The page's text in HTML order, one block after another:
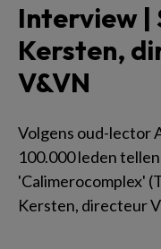
Interview |
Kersten,
V&VN
Volgens oud-lector
100.000 leden
'Calimerocomplex'
Kersten, directeur